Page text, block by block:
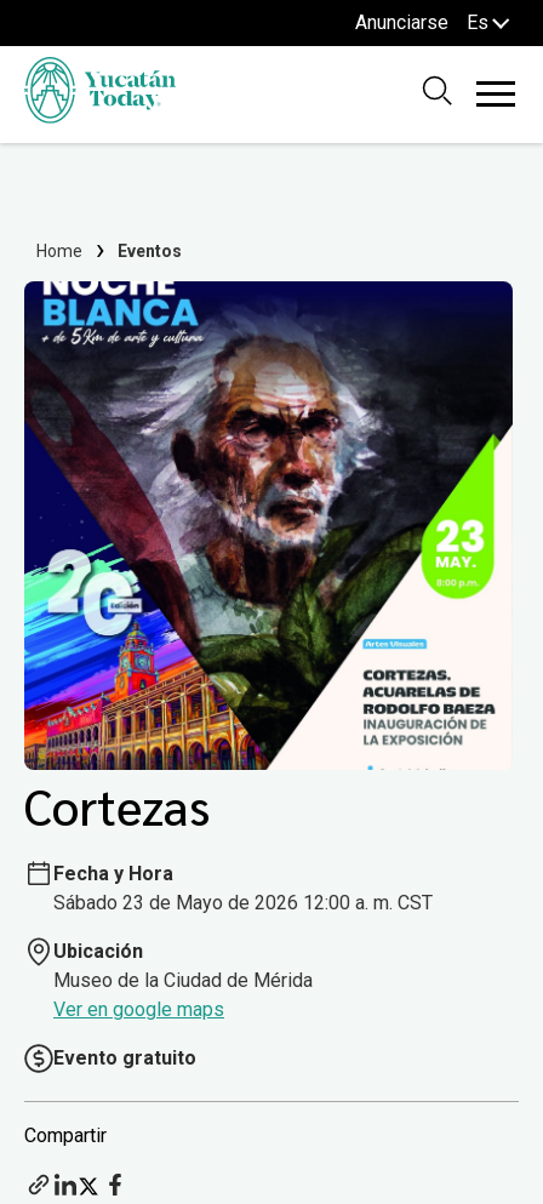
Anunciarse Es
Home Eventos
Cortezas
Fecha y Hora
Sábado 23 de Mayo de 2026 12:00 a. m. CST
Ubicación
Museo de la Ciudad de Mérida
Ver en google maps
Evento gratuito
Compartir